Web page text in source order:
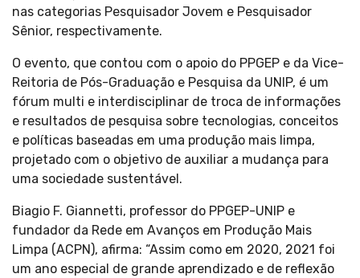
nas categorias Pesquisador Jovem e Pesquisador
Sênior, respectivamente.
O evento, que contou com o apoio do PPGEP e da Vice-
Reitoria de Pós-Graduação e Pesquisa da UNIP, é um
fórum multi e interdisciplinar de troca de informações
e resultados de pesquisa sobre tecnologias, conceitos
e políticas baseadas em uma produção mais limpa,
projetado com o objetivo de auxiliar a mudança para
uma sociedade sustentável.
Biagio F. Giannetti, professor do PPGEP-UNIP e
fundador da Rede em Avanços em Produção Mais
Limpa (ACPN), afirma: “Assim como em 2020, 2021 foi
um ano especial de grande aprendizado e de reflexão